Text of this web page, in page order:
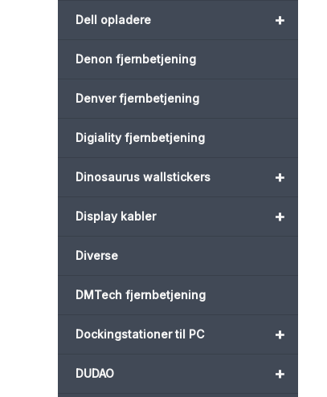
+
Dell opladere
Denon fjernbetjening
Denver fjernbetjening
Digiality fjernbetjening
+
Dinosaurus wallstickers
+
Display kabler
Diverse
DMTech fjernbetjening
+
Dockingstationer til PC
+
DUDAO